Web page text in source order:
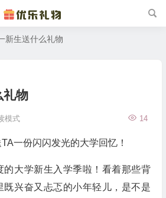
新生送什么礼物
礼物
14
模式
一份闪闪发光的大学回忆！
的大学新生入学季啦！看着那些背
既兴奋又忐忑的小年轻儿，是不是